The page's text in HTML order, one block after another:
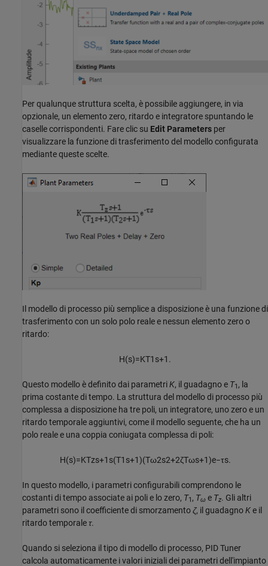
Per qualunque struttura scelta, è possibile aggiungere, in via
opzionale, un elemento zero, ritardo e integratore spuntando le
caselle corrispondenti. Fare clic su Edit Parameters per
visualizzare la funzione di trasferimento del modello configurata
mediante queste scelte.
Il modello di processo più semplice a disposizione è una funzione di
trasferimento con un solo polo reale e nessun elemento zero o
ritardo:
H(s)=KT1 s+1 .
Questo modello è definito dai parametriK, il guadagno e T1 , la
prima costante di tempo. La struttura del modello di processo più
complessa a disposizione ha tre poli, un integratore, uno zero e un
ritardo temporale aggiuntivi, come il modello seguente, che ha un
polo reale e una coppia coniugata complessa di poli:
H(s)=KTzs+1 s(T1 s+1)(Tω2s2+2ζTωs+1)e−τs.
In questo modello, i parametri configurabili comprendono le
costanti di tempo associate ai poli e lo zero, T1 , Tω e Tz. Gli altri
parametri sono il coefficiente di smorzamentoζ, il guadagnoKe il
ritardo temporaleτ.
Quando si seleziona il tipo di modello di processo, PID Tuner
calcola automaticamente i valori iniziali dei parametri dell'impianto